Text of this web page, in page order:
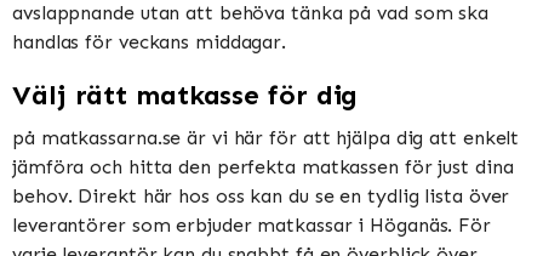
avslappnande utan att behöva tänka på vad som ska
handlas för veckans middagar.
Välj rätt matkasse för dig
på matkassarna.se är vi här för att hjälpa dig att enkelt
jämföra och hitta den perfekta matkassen för just dina
behov. Direkt här hos oss kan du se en tydlig lista över
leverantörer som erbjuder matkassar i Höganäs. För